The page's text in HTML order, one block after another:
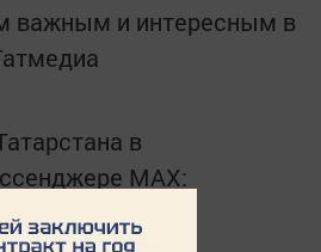
важным и интересным в
в
MАХ: